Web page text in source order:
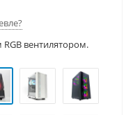
RGB вентилятором.